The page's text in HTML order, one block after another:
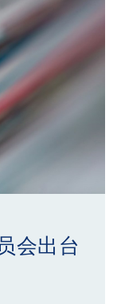
会出台